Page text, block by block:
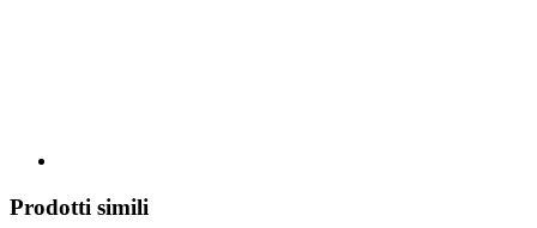
Prodotti simili